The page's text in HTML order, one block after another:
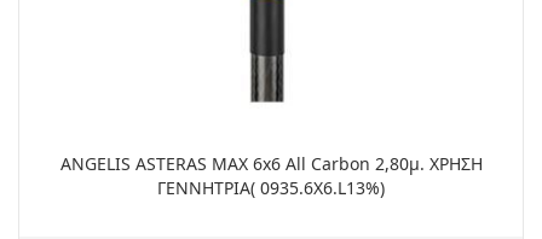
ANGELIS ASTERAS MAX 6x6 All Carbon 2,80μ. ΧΡΗΣΗ
ΓΕΝΝΗΤΡΙΑ( 0935.6X6.L13%)